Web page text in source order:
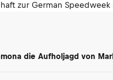
zur German
die Aufholjagd von